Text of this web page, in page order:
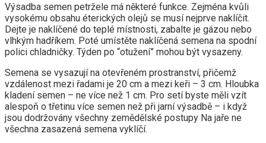
Výsadba semen petržele má některé funkce. Zejména kvůli
vysokému obsahu éterických olejů se musí nejprve naklíčit.
Dejte je naklíčené do teplé místnosti, zabalte je gázou nebo
vlhkým hadříkem. Poté umístěte naklíčená semena na spodní
polici chladničky. Týden po “otužení” mohou být vysazeny.
Semena se vysazují na otevřeném prostranství, přičemž
vzdálenost mezi řadami je 20 cm a mezi keři – 3 cm. Hloubka
kladení semen – ne více než 1 cm. Pro setí byste měli vzít
alespoň o třetinu více semen než při jarní výsadbě – i když
jsou dodržovány všechny zemědělské postupy Na jaře ne
všechna zasazená semena vyklíčí.